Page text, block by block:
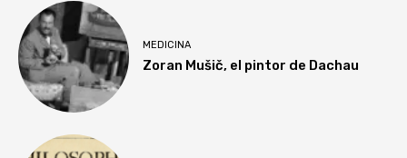
MEDICINA
Zoran Mušič, el pintor de Dachau